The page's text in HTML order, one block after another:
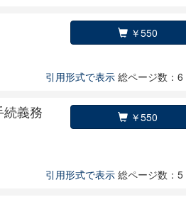
￥550
引用形式で表示 総ページ数：6
義務 ￥550
引用形式で表示 総ページ数：5